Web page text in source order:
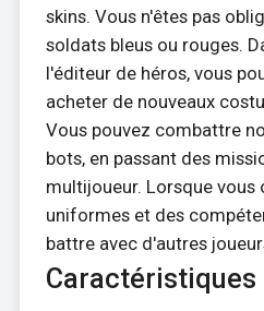
skins. Vous n'êtes pas
soldats bleus ou rouges.
l'éditeur de héros, vous
acheter de nouveaux
Vous pouvez combattre
bots, en passant des
multijoueur. Lorsque vous
uniformes et des
battre avec d'autres
Caractéristiques